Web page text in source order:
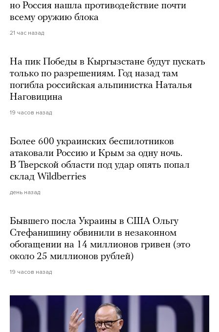
но Россия нашла противодействие почти
всему оружию блока
21 час назад
На пик Победы в Кыргызстане будут пускать
только по разрешениям. Год назад там
погибла российская альпинистка Наталья
Наговицина
19 часов назад
Более 600 украинских беспилотников
атаковали Россию и Крым за одну ночь.
В Тверской области под удар опять попал
склад Wildberries
день назад
Бывшего посла Украины в США Ольгу
Стефанишину обвинили в незаконном
обогащении на 14 миллионов гривен (это
около 25 миллионов рублей)
19 часов назад